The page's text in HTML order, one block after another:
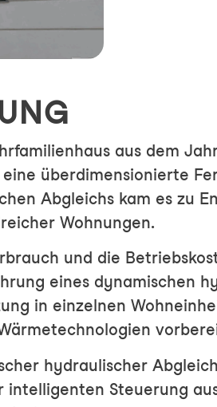
aus dem
überdimensionierte
Abgleichs kam es zu
Wohnungen.
und die
eines dynamischen
in einzelnen
hydraulischer
Steuerung